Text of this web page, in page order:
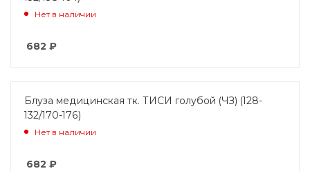
Нет в наличии
682 ₽
Блуза медицинская тк. ТИСИ голубой (ЧЗ) (128-
132/170-176)
Нет в наличии
682 ₽